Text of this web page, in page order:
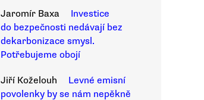
Jaromír Baxa
Investice
do bezpečnosti nedávají bez
dekarbonizace smysl.
Potřebujeme obojí
Jiří Koželouh
Levné emisní
povolenky by se nám nepěkně